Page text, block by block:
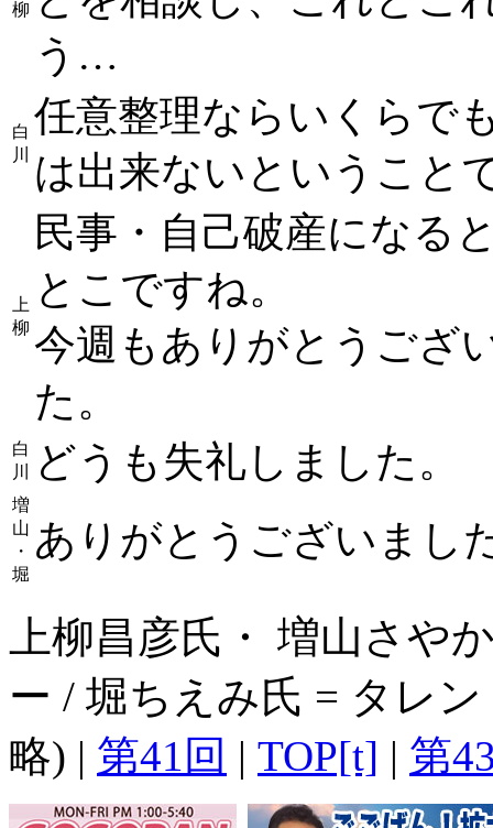
柳
う…
白
川
任意整理ならいくらで
は出来ないということ
上
柳
民事・自己破産になる
とこですね。
今週もありがとうござ
た。
白
川
どうも失礼しました。
増
山
・
堀
ありがとうございまし
上柳昌彦氏・ 増山さや
ー / 堀ちえみ氏 = タレ
略) | 第41回 | TOP[t] | 第